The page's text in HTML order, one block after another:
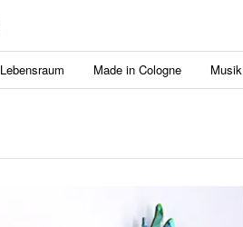
Lebensraum Made in Cologne Musik